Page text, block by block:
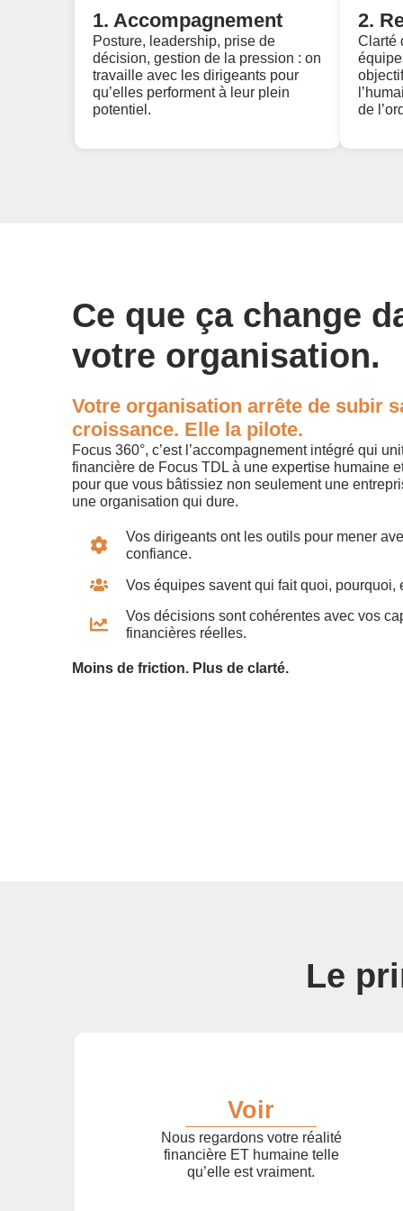
1. Accompagnement
Posture, leadership, prise de
décision, gestion de la pression : on
travaille avec les dirigeants pour
qu’elles performent à leur plein
potentiel.
2.
Clarté
de
Ce que ça change
votre organisation.
Votre organisation arrête de subir
croissance. Elle la pilote.
Focus 360°, c’est l’accompagnement intégré qui
financière de Focus TDL à une expertise humaine
pour que vous bâtissiez non seulement une
une organisation qui dure.
Vos dirigeants ont les outils pour mener
confiance.
Vos équipes savent qui fait quoi, pourquoi,
Vos décisions sont cohérentes avec vos
financières réelles.
Moins de friction. Plus de clarté.
Le
Voir
Nous regardons votre réalité
financière ET humaine telle
qu’elle est vraiment.